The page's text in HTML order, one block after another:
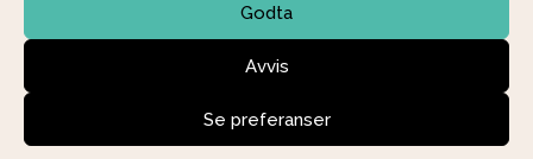
Godta
Avvis
Se preferanser